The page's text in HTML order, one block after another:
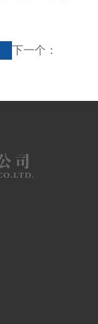
下一个：